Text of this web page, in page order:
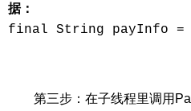
据：
final String payInfo =
第三步：在子线程里调用